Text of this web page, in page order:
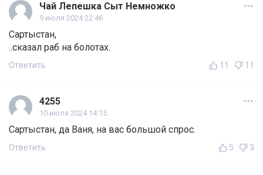
Чай Лепешка Сыт Немножко
9 июля 2024 22:46
Сартыстан,
..сказал раб на болотах.
Ответить 11 11
4255
10 июля 2024 14:15
Сартыстан, да Ваня, на вас большой спрос.
Ответить 5 3